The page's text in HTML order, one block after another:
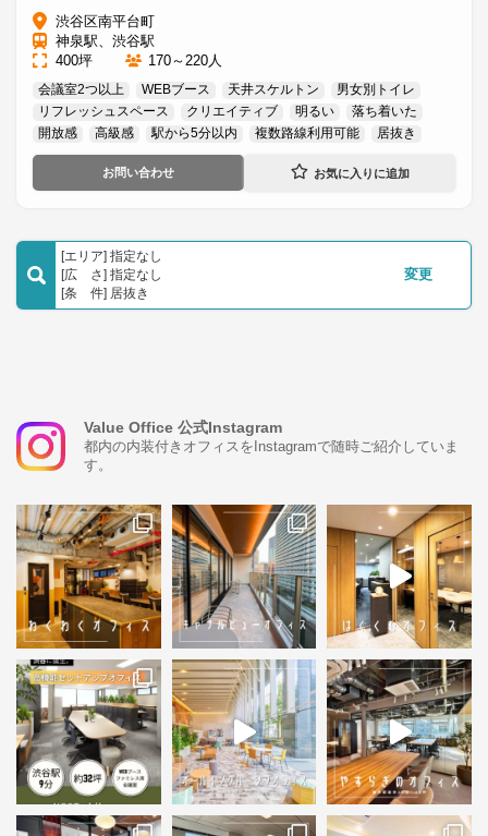
渋谷区南平台町
神泉駅、渋谷駅
400坪
170～220人
会議室2つ以上 WEBブース 天井スケルトン
男女別トイレ
リフレッシュスペース
クリエイティブ 明るい
落ち着いた
開放感
高級感 駅から5分以内 複数路線利用可能 居抜き
お問い合わせ
[エリア] 指定なし
[広 さ] 指定なし
[条 件] 居抜き
変更
Value Office 公式Instagram
都内の内装付きオフィスをInstagramで随時ご紹介していま
す。